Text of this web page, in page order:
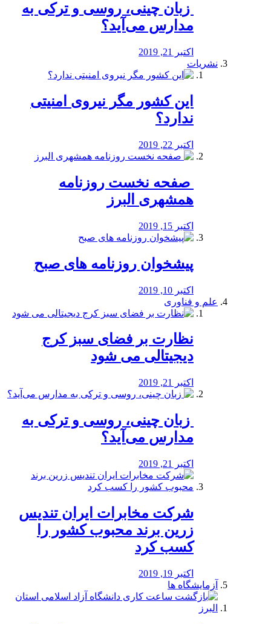
️ زبان چینی، روسی و ترکی به
مدارس می‌آید؟
اکتبر 21, 2019
نشریات
این کشور مگر نیروی امنیتی
ندارد؟
اکتبر 22, 2019
️ صفحه نخست روزنامه‌
همشهری البرز
اکتبر 15, 2019
پیشخوان روزنامه های صبح
اکتبر 10, 2019
علم و فناوری
نظارت بر فضای سبز کرج
دیجیتالی می شود
اکتبر 21, 2019
️ زبان چینی، روسی و ترکی به
مدارس می‌آید؟
اکتبر 21, 2019
شرکت مخابرات ایران تندیس
زرین برند محبوب کشور را
کسب کرد
اکتبر 19, 2019
آزمایشگاه ها